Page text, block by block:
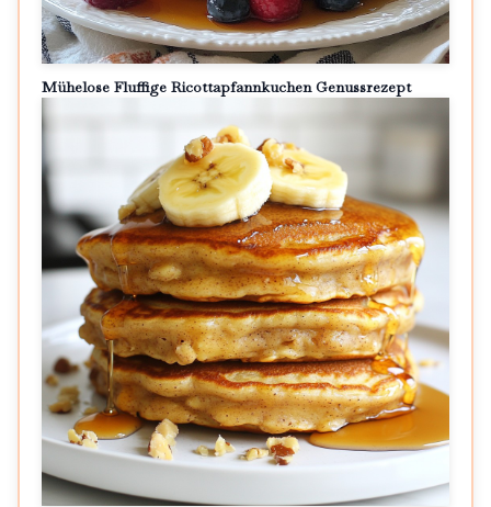
Mühelose Fluffige Ricottapfannkuchen Genussrezept